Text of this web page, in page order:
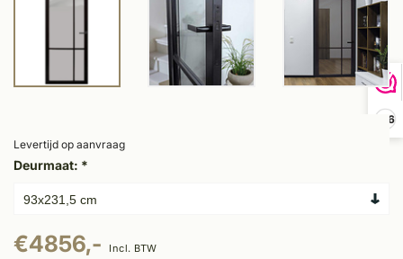
9,6
Levertijd op aanvraag
Deurmaat: *
€4856,- Incl. BTW